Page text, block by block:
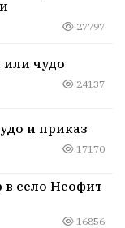
27797
чудо
24137
и приказ
17170
в село Неофит
16856